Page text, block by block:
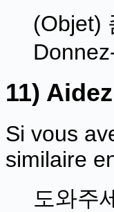
(Objet)
11)
Si vous
similaire
도와주